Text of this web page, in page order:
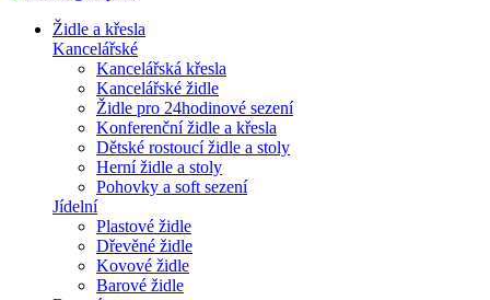
Židle a křesla
Kancelářské
Kancelářská křesla
Kancelářské židle
Židle pro 24hodinové sezení
Konferenční židle a křesla
Dětské rostoucí židle a stoly
Herní židle a stoly
Pohovky a soft sezení
Jídelní
Plastové židle
Dřevěné židle
Kovové židle
Barové židle